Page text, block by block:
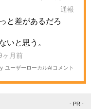
- PR -